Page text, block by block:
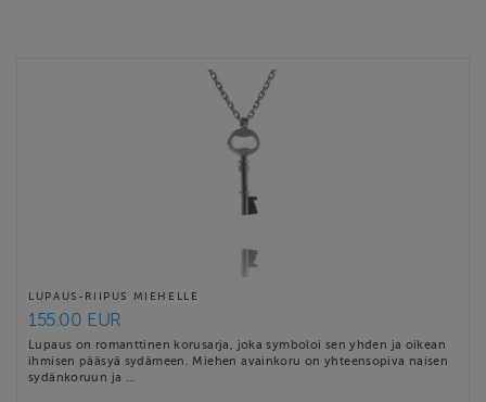
LUPAUS-RIIPUS MIEHELLE
155.00 EUR
Lupaus on romanttinen korusarja, joka symboloi sen yhden ja oikean
ihmisen pääsyä sydämeen. Miehen avainkoru on yhteensopiva naisen
sydänkoruun ja …